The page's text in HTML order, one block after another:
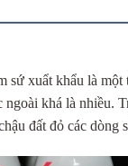
sứ xuẩt khẩu là một
ngoài khá là nhiều.
đất đỏ các dòng